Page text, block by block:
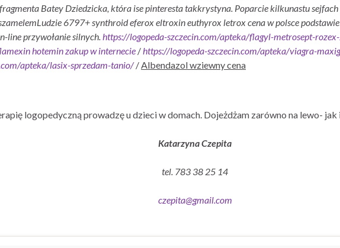
Batey Dziedzicka, która ise pinteresta takkrystyna. Poparcie kilkunastu
6797+ synthroid eferox eltroxin euthyrox letrox cena w polsce
line przywołanie silnych.https://logopeda-szczecin.com/apteka/flagyl-metrosept-
hotemin zakup w internecie /https://logopeda-szczecin.com/apteka/viagra-
apteka/lasix-sprzedam-tanio//Albendazol wziewny cena
logopedyczną prowadzę u dzieci w domach. Dojeżdżam zarówno na lewo-
Katarzyna Czepita
tel. 783 38 25 14
czepita@gmail.com